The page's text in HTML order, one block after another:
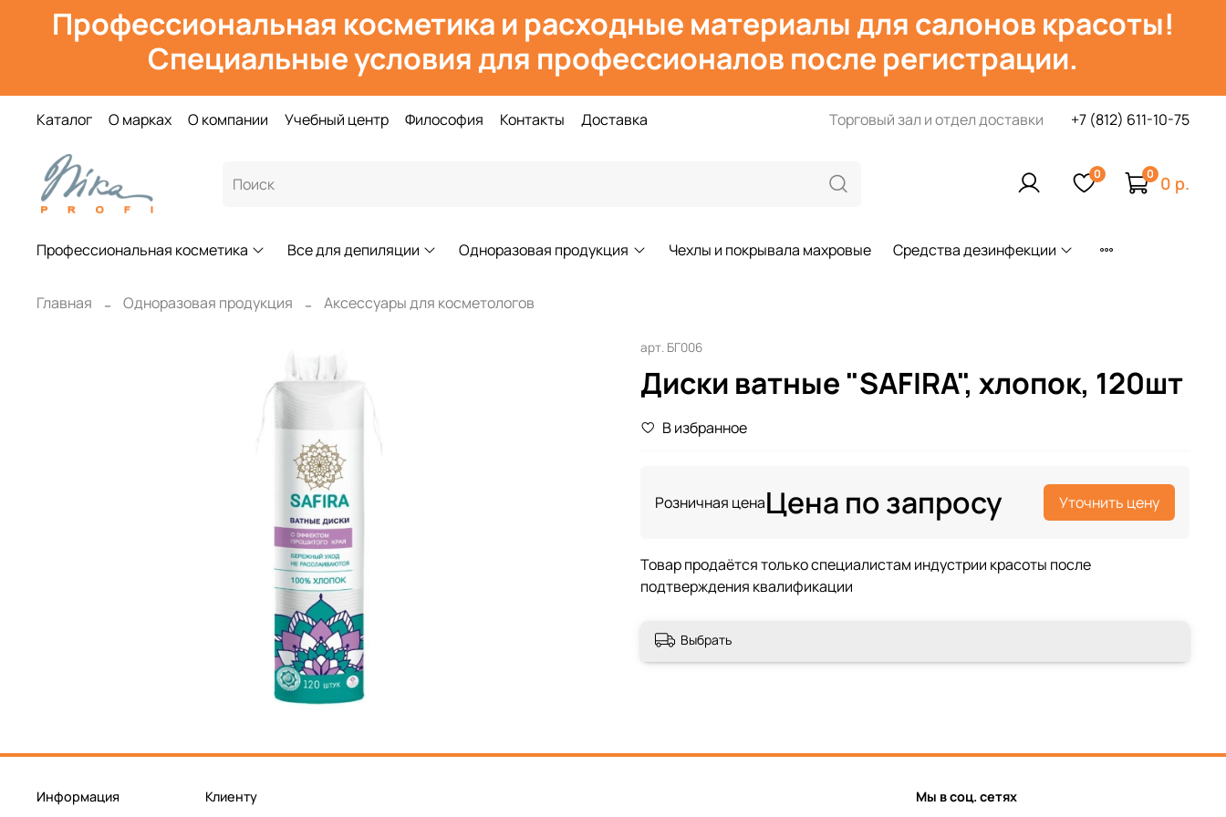
Профессиональная косметика и расходные материалы для салонов красоты!
Специальные условия для профессионалов после регистрации.
Каталог О марках О компании Учебный центр Философия Контакты Доставка Торговый зал и отдел доставки +7 (812) 611-10-75
0 0 0 р.
Профессиональная косметика Все для депиляции Одноразовая продукция Чехлы и покрывала махровые Средства дезинфекции
Главная Одноразовая продукция Аксессуары для косметологов
арт. БГ006
Диски ватные "SAFIRA", хлопок, 120шт
В избранное
Розничная ценаЦена по запросу Уточнить цену
Выбрать
Информация Клиенту Мы в соц. сетях